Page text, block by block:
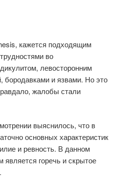
кажется подходящим
во
левосторонним
бородавками и язвами. Но это
жалобы стали
выяснилось, что в
основных характеристик
и ревность. В данном
горечь и скрытое